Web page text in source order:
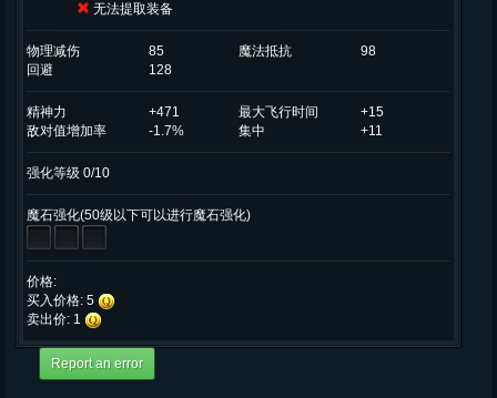
无法提取装备
物理减伤 85 魔法抵抗
98
回避
128
精神力 +471 最大飞行时间
+15
敌对值增加率
-1.7% 集中 +11
强化等级 0/10
魔石强化(50级以下可以进行魔石强化)
价格:
买入价格: 5
卖出价: 1